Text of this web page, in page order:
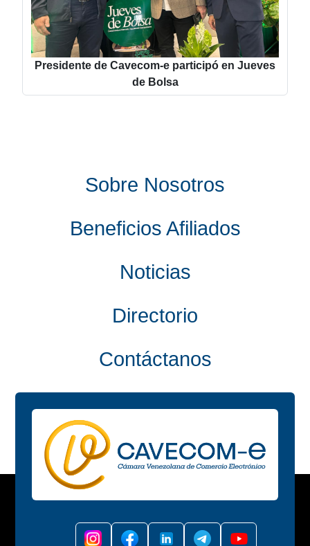
Presidente de Cavecom-e participó en Jueves
de Bolsa
Sobre Nosotros
Beneficios Afiliados
Noticias
Directorio
Contáctanos